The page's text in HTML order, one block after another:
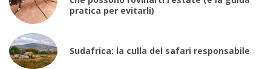
pratica per evitarli)
Sudafrica: la culla del safari responsabile